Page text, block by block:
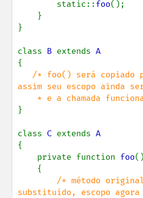
        static::
foo();
}
class B extends
{
/* foo() será copiado
assim seu escopo ainda
}
class C extends
{
    private function
foo
/* método
substituído, escopo